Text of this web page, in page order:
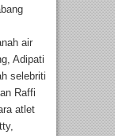
air
Adipati
selebriti
Raffi
atlet